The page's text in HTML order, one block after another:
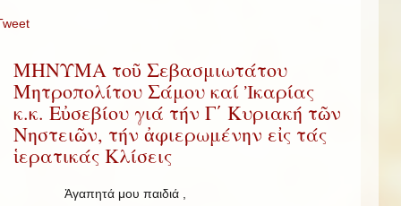
ΜΗΝΥΜΑ τοῦ Σεβασμιωτάτου
Μητροπολίτου Σάμου καί Ἰκαρίας
κ.κ. Εὐσεβίου γιά τήν Γ΄ Κυριακή τῶν
Νηστειῶν, τήν ἀφιερωμένην εἰς τάς
ἱερατικάς Κλίσεις
Ἀγαπητά μου παιδιά ,